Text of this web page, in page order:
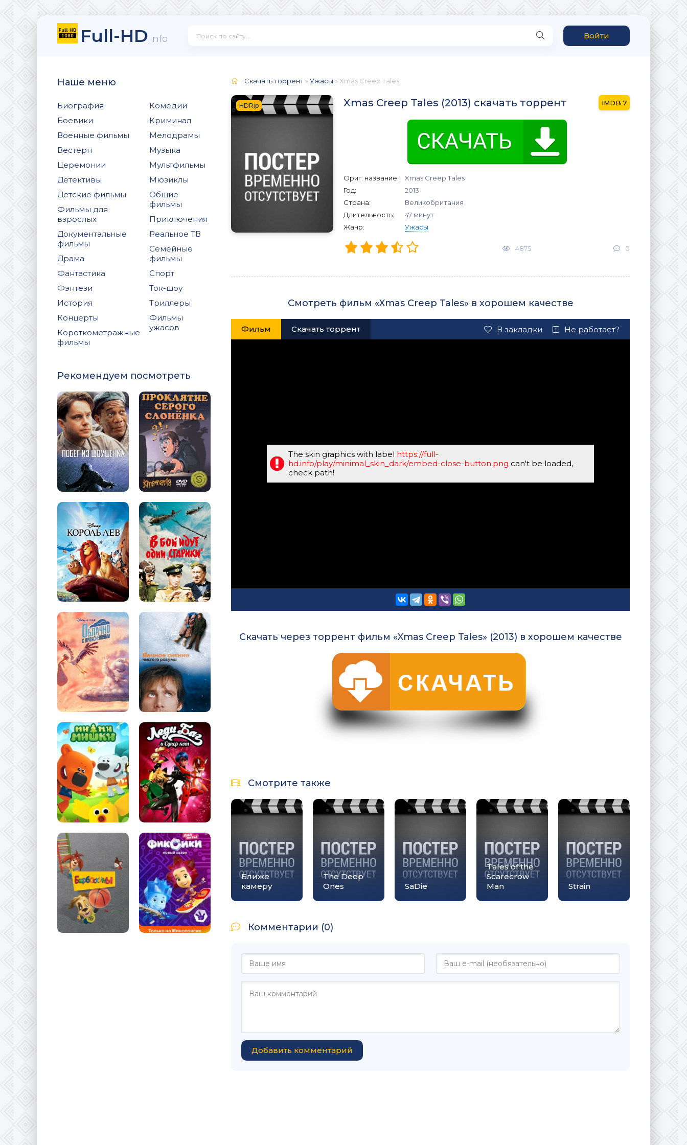
Full-HD.info Войти
Наше меню
Биография
Боевики
Военные фильмы
Вестерн
Церемонии
Детективы
Детские фильмы
Фильмы для
взрослых
Документальные
фильмы
Драма
Фантастика
Фэнтези
История
Концерты
Короткометражные
фильмы
Комедии
Криминал
Мелодрамы
Музыка
Мультфильмы
Мюзиклы
Общие
фильмы
Приключения
Реальное ТВ
Семейные
фильмы
Спорт
Ток-шоу
Триллеры
Фильмы
ужасов
Рекомендуем посмотреть
Скачать торрент »Ужасы » Xmas Creep Tales
HDRip Xmas Creep Tales (2013) скачать торрент 7
Ориг. название:
Xmas Creep Tales
Год:
2013
Страна:
Великобритания
Длительность:
47 минут
Жанр:
Ужасы
4875 0
Смотреть фильм «Xmas Creep Tales» в хорошем качестве
Фильм Скачать торрент В закладки Не работает?
The skin graphics with label https://full-
hd.info/play/minimal_skin_dark/embed-close-button.png can't be loaded,
check path!
Скачать через торрент фильм «Xmas Creep Tales» (2013) в хорошем качестве
Смотрите также
Ближе
камеру
The Deep
Ones
SaDie
Tales of the
Scarecrow
Man
Strain
Комментарии (0)
Добавить комментарий